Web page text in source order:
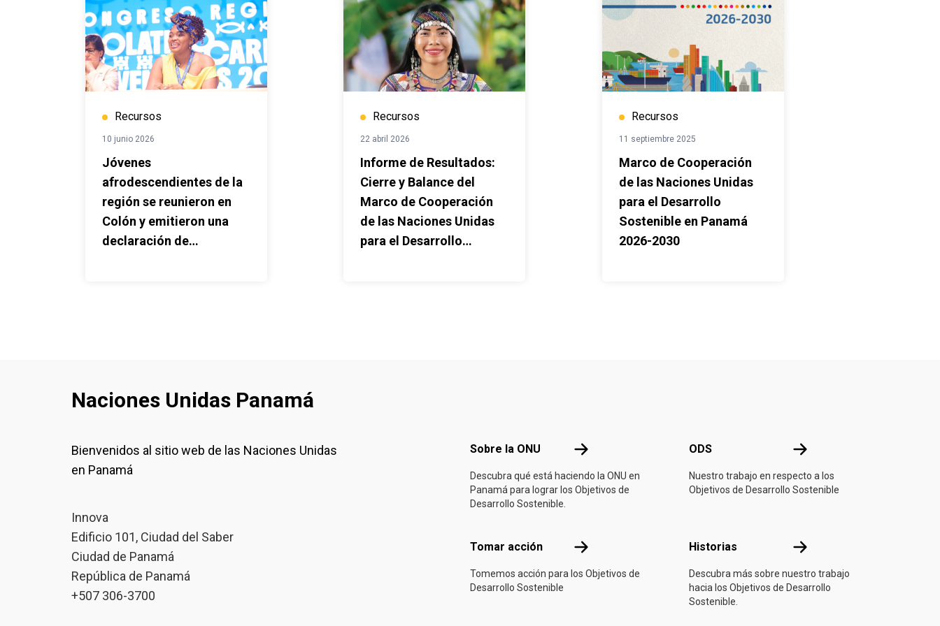
Recursos
10 junio 2026
Jóvenes
afrodescendientes de la
región se reunieron en
Colón y emitieron una
declaración de
Recursos
22 abril 2026
Informe de Resultados:
Cierre y Balance del
Marco de Cooperación
de las Naciones Unidas
para el Desarrollo
Recursos
11 septiembre 2025
Marco de Cooperación
de las Naciones Unidas
para el Desarrollo
Sostenible en Panamá
2026-2030
Naciones Unidas Panamá
Bienvenidos al sitio web de las Naciones Unidas
en Panamá
Innova
Edificio 101, Ciudad del Saber
Ciudad de Panamá
República de Panamá
+507 306-3700
Sobre la ONU Sobre la ONU
Descubra qué está haciendo la ONU en
Panamá para lograr los Objetivos de
Desarrollo Sostenible.
ODS ODS
Nuestro trabajo en respecto a los
Objetivos de Desarrollo Sostenible
Tomar acción Tomar acción
Tomemos acción para los Objetivos de
Desarrollo Sostenible
Historias Historias
Descubra más sobre nuestro trabajo
hacia los Objetivos de Desarrollo
Sostenible.